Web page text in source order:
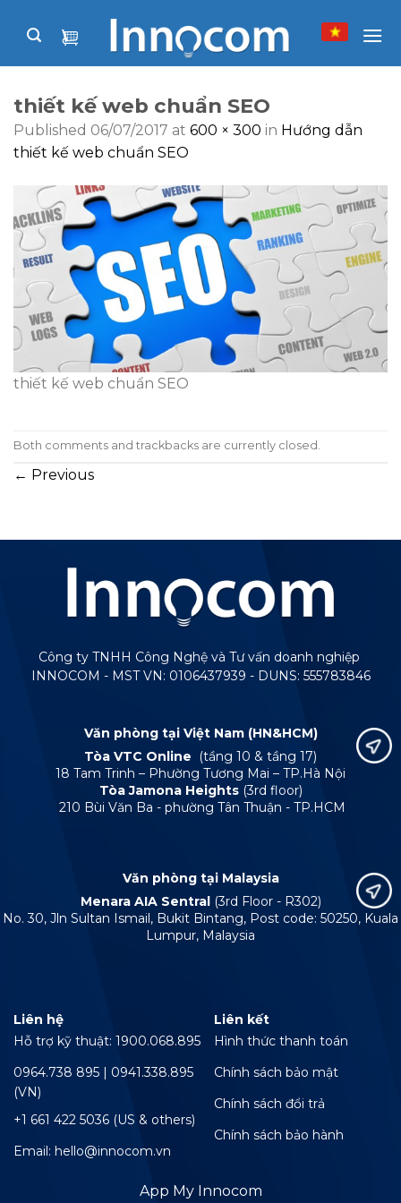
thiết kế web chuẩn SEO
Published 06/07/2017 at 600 × 300 in Hướng dẫn
thiết kế web chuẩn SEO
thiết kế web chuẩn SEO
Both comments and trackbacks are currently closed.
← Previous
Công ty TNHH Công Nghệ và Tư vấn doanh nghiệp
INNOCOM - MST VN: 0106437939 - DUNS: 555783846
Văn phòng tại Việt Nam (HN&HCM)
Tòa VTC Online
(tầng 10 & tầng 17)
18 Tam Trinh – Phường Tương Mai – TP.Hà Nội
Tòa Jamona Heights (3rd floor)
210 Bùi Văn Ba - phường Tân Thuận - TP.HCM
Văn phòng tại Malaysia
Menara AIA Sentral (3rd Floor - R302)
No. 30, Jln Sultan Ismail, Bukit Bintang, Post code: 50250, Kuala
Lumpur, Malaysia
Liên hệ
Hỗ trợ kỹ thuật: 1900.068.895
0964.738 895 | 0941.338.895
(VN)
+1 661 422 5036 (US & others)
Email: hello@innocom.vn
Liên kết
Hình thức thanh toán
Chính sách bảo mật
Chính sách đổi trả
Chính sách bảo hành
App My Innocom